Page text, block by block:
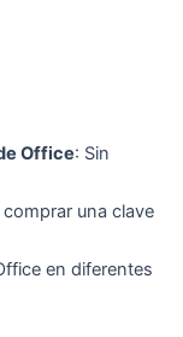
Office: Sin
una clave
en diferentes